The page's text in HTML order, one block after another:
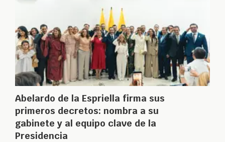
Abelardo de la Espriella firma sus
primeros decretos: nombra a su
gabinete y al equipo clave de la
Presidencia